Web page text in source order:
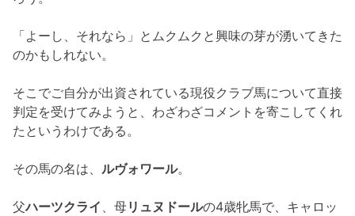
「よーし、それなら」とムクムクと興味の芽が湧いてきた
のかもしれない。
そこでご自分が出資されている現役クラブ馬について直接
判定を受けてみようと、わざわざコメントを寄こしてくれ
たというわけである。
その馬の名は、 ルヴォワール。
父ハーツクライ 、母リュヌドールの4歳牝馬で、キャロッ